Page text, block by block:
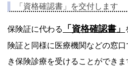
「資格確認書」を交付します
保険証に代わる 「資格確認書」
険証と同様に医療機関などの窓
き保険診療を受けることができま